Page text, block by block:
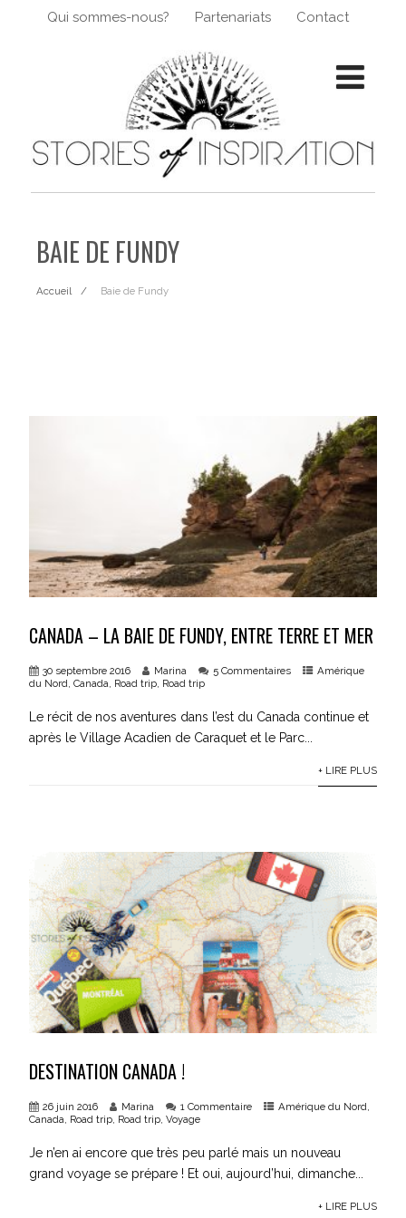
Qui sommes-nous? Partenariats Contact
BAIE DE FUNDY
Accueil Baie de Fundy
CANADA – LA BAIE DE FUNDY, ENTRE TERRE ET MER
30 septembre 2016 Marina 5 Commentaires
Amérique
du Nord,Canada, Road trip, Road trip
Le récit de nos aventures dans l’est du Canada continue et
après le Village Acadien de Caraquet et le Parc...
+ LIRE PLUS
DESTINATION CANADA !
26 juin 2016 Marina 1 Commentaire Amérique du Nord
Canada Road trip Road trip ,Voyage
Je n’en ai encore que très peu parlé mais un nouveau
grand voyage se prépare ! Et oui, aujourd’hui, dimanche...
+ LIRE PLUS